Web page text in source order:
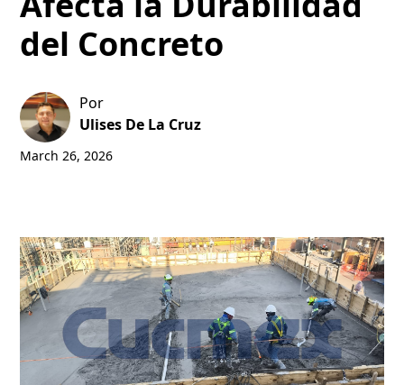
del Concreto
Por
Ulises De La Cruz
March 26, 2026